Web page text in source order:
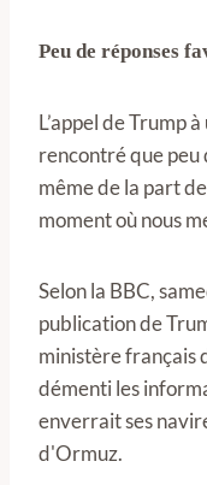
Peu de réponses
L’appel de Trump
rencontré que peu
même de la part
moment où nous
Selon la BBC,
publication de
ministère français
démenti les
enverrait ses
d'Ormuz.